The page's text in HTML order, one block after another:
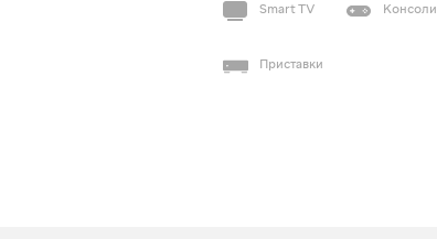
Smart TV Консоли
Приставки